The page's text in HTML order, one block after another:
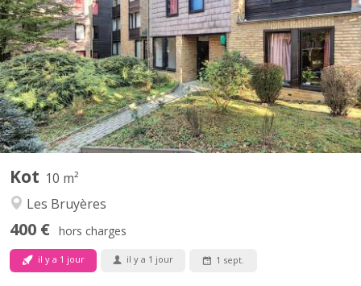
Kot 10 m²
Les Bruyères
400 € hors charges
il y a 1 jour il y a 1 jour 1 sept.
Chambre meublée avec lavabo individuel située dans un
appartement de type communautaire compose de 8 chambres
d'étudiants.